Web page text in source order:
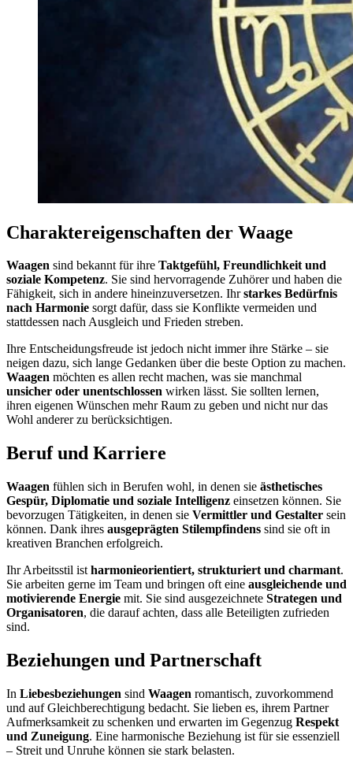
Charaktereigenschaften der Waage
Waagen sind bekannt für ihre Taktgefühl, Freundlichkeit und
soziale Kompetenz. Sie sind hervorragende Zuhörer und haben die
Fähigkeit, sich in andere hineinzuversetzen. Ihrstarkes Bedürfnis
nach Harmonie sorgt dafür, dass sie Konflikte vermeiden und
stattdessen nach Ausgleich und Frieden streben.
Ihre Entscheidungsfreude ist jedoch nicht immer ihre Stärke – sie
neigen dazu, sich lange Gedanken über die beste Option zu machen.
Waagen möchten es allen recht machen, was sie manchmal
unsicher oder unentschlossen wirken lässt. Sie sollten lernen,
ihren eigenen Wünschen mehr Raum zu geben und nicht nur das
Wohl anderer zu berücksichtigen.
Beruf und Karriere
Waagen fühlen sich in Berufen wohl, in denen sie ästhetisches
Gespür, Diplomatie und soziale Intelligenz einsetzen können. Sie
bevorzugen Tätigkeiten, in denen sie Vermittler und Gestalter sein
können. Dank ihres ausgeprägten Stilempfindens sind sie oft in
kreativen Branchen erfolgreich.
Ihr Arbeitsstil ist harmonieorientiert, strukturiert und charmant.
Sie arbeiten gerne im Team und bringen oft eine ausgleichende und
motivierende Energie mit. Sie sind ausgezeichnete Strategen und
Organisatoren, die darauf achten, dass alle Beteiligten zufrieden
sind.
Beziehungen und Partnerschaft
In Liebesbeziehungen sind Waagen romantisch, zuvorkommend
und auf Gleichberechtigung bedacht. Sie lieben es, ihrem Partner
Aufmerksamkeit zu schenken und erwarten im Gegenzug Respekt
und Zuneigung. Eine harmonische Beziehung ist für sie essenziell
– Streit und Unruhe können sie stark belasten.